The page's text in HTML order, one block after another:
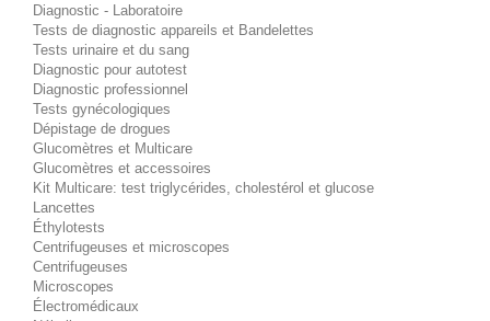
Diagnostic - Laboratoire
Tests de diagnostic appareils et Bandelettes
Tests urinaire et du sang
Diagnostic pour autotest
Diagnostic professionnel
Tests gynécologiques
Dépistage de drogues
Glucomètres et Multicare
Glucomètres et accessoires
Kit Multicare: test triglycérides, cholestérol et glucose
Lancettes
Éthylotests
Centrifugeuses et microscopes
Centrifugeuses
Microscopes
Électromédicaux